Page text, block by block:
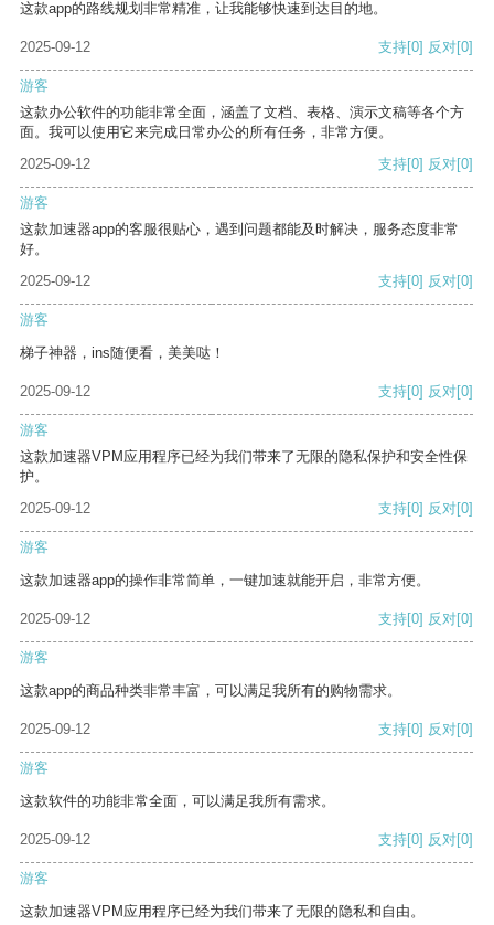
这款app的路线规划非常精准，让我能够快速到达目的地。
2025-09-12 支持[0] 反对[0]
游客
这款办公软件的功能非常全面，涵盖了文档、表格、演示文稿等各个方
面。我可以使用它来完成日常办公的所有任务，非常方便。
2025-09-12
支持[0] 反对[0]
游客
这款加速器app的客服很贴心，遇到问题都能及时解决，服务态度非常
好。
2025-09-12
支持[0] 反对[0]
游客
梯子神器，ins随便看，美美哒！
2025-09-12 支持[0] 反对[0]
游客
这款加速器VPM应用程序已经为我们带来了无限的隐私保护和安全性保
护。
2025-09-12
支持[0] 反对[0]
游客
这款加速器app的操作非常简单，一键加速就能开启，非常方便。
2025-09-12 支持[0] 反对[0]
游客
这款app的商品种类非常丰富，可以满足我所有的购物需求。
2025-09-12 支持[0] 反对[0]
游客
这款软件的功能非常全面，可以满足我所有需求。
2025-09-12 支持[0] 反对[0]
游客
这款加速器VPM应用程序已经为我们带来了无限的隐私和自由。